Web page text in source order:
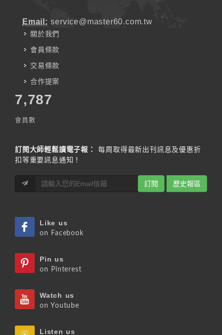
Email: service@master60.com.tw
關於我們
會員條款
交易條款
合作提案
7,787
會員數
訂閱大師輕鬆讀電子報：
每周取得最新出刊訊息及優惠折
扣等重要訊息通知！
訂閱 歷史報區
Like us
on Facebook
Pin us
on Pinterest
Watch us
on Youtube
Listen us